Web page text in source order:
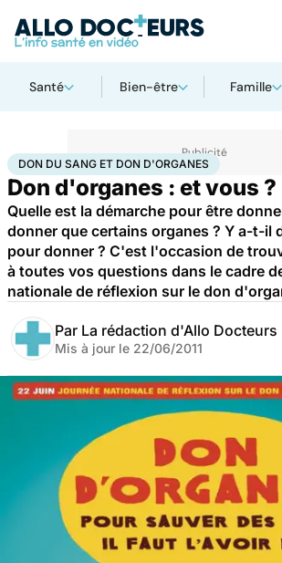
Santé Bien-être Famille
AccueilSantéDon du sang et don d'organes
DON DU SANG ET DON D'ORGANES
Don d'organes : et vous ?
Quelle est la démarche pour être
donner que certains organes ? Y a-t-il
pour donner ? C'est l'occasion de
à toutes vos questions dans le cadre
nationale de réflexion sur le don
Par La rédaction d'Allo Docteurs
Mis à jour le 22/06/2011